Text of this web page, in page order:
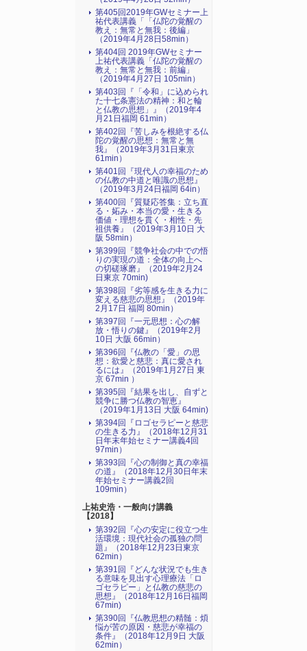
第405回2019年GWセミナー上
祐代表講義「「仏陀の覚醒の
教え：無常と無我：後編」
（2019年4月28日58min）
第404回 2019年GWセミナー
上祐代表講義「仏陀の覚醒の
教え：無常と無我：前編」
（2019年4月27日 105min）
第403回『「令和」に込められ
た十七条憲法の精神：和と輪
と仏教の思想」』（2019年4
月21日福岡 61min）
第402回『苦しみを根絶する仏
陀の覚醒の思想：無常と無
我』（2019年3月31日東京
61min）
第401回『現代人の幸福のため
の仏教の中道と唯識の思想』
（2019年3月24日福岡 64in）
第400回『質疑応答集：立ち直
る・妬み・本当の愛・生きる
価値・理想を貫く・相性・先
祖供養』（2019年3月10日 大
阪 58min）
第399回『競争社会の中での悟
りの実現の道：全体の向上へ
の切磋琢磨』（2019年2月24
日東京 70min)
第398回『劣等感を生きる力に
変える慈悲の思想』（2019年
2月17日 福岡 80min）
第397回『一元思想：心の解
放・悟りの鍵』（2019年2月
10日 大阪 66min）
第396回『仏教の「愛」の思
想：欲愛と慈悲：真に愛され
るには』（2019年1月27日 東
京 67min ）
第395回『結果を出し、自ずと
競争に勝つ仏教の智恵』
（2019年1月13日 大阪 64min)
第394回『ロゴセラピーと慈悲
の生きる力』（2018年12月31
日年末年始セミナー講義4回
97min）
第393回『心の制御と真の幸福
の道』（2018年12月30日年末
年始セミナー講義2回
109min）
上祐史浩・一般向け講義
【2018】
第392回『心の安定に役立つ生
活環境：現代社会の孤独の問
題』（2018年12月23日東京
62min）
第391回『どんな状況でも生き
る意味を見出す心理療法「ロ
ゴセラピー」と仏教の慈悲の
思想』（2018年12月16日福岡
67min)
第390回『仏教思想の精髄：煩
悩が苦の原因・慈悲が幸福の
条件』（2018年12月9日 大阪
62min）